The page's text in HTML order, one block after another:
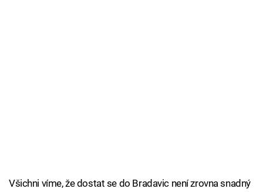
Všichni víme, že dostat se do Bradavic není zrovna snadný